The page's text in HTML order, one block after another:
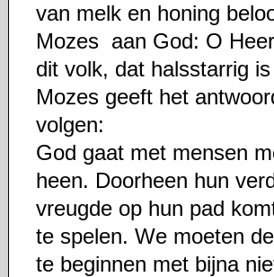
van melk en honing
Mozes aan God: O
dit volk, dat halsstarrig
Mozes geeft het
volgen:
God gaat met mensen
heen. Doorheen hun
vreugde op hun pad
te spelen. We moeten
te beginnen met bijna